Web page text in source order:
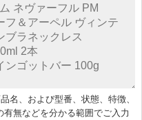
名、および型番、状態、特徴、
有無などを分かる範囲でご入力